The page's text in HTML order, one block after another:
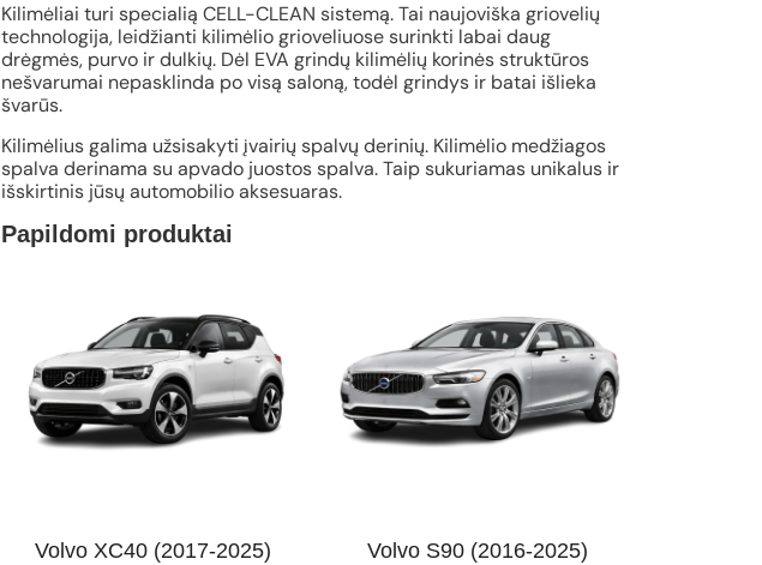
Kilimėliai turi specialią CELL-CLEAN sistemą. Tai naujoviška griovelių
technologija, leidžianti kilimėlio grioveliuose surinkti labai daug
drėgmės, purvo ir dulkių. Dėl EVA grindų kilimėlių korinės struktūros
nešvarumai nepasklinda po visą saloną, todėl grindys ir batai išlieka
švarūs.
Kilimėlius galima užsisakyti įvairių spalvų derinių. Kilimėlio medžiagos
spalva derinama su apvado juostos spalva. Taip sukuriamas unikalus ir
išskirtinis jūsų automobilio aksesuaras.
Papildomi produktai
Volvo XC40 (2017-2025) Volvo S90 (2016-2025)